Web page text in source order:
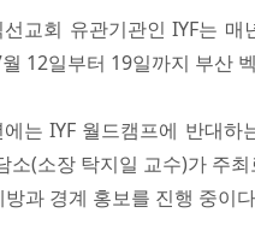
교회 유관기관인 IYF는
12일부터 19일까지 부산
는 IYF 월드캠프에 반대
소(소장 탁지일 교수)가 주
과 경계 홍보를 진행 중이